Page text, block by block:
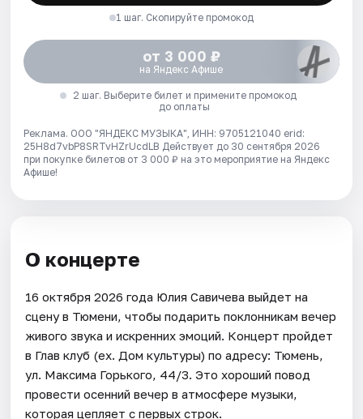
1 шаг. Скопируйте промокод
от 3 000 ₽
на Яндекс Афише
2 шаг. Выберите билет и примените промокод
до оплаты
Реклама. ООО "ЯНДЕКС МУЗЫКА", ИНН: 9705121040 erid:
25H8d7vbP8SRTvHZrUcdLB Действует до 30 сентября 2026
при покупке билетов от 3 000 ₽ на это мероприятие на Яндекс
Афише!
О концерте
16 октября 2026 года Юлия Савичева выйдет на
сцену в Тюмени, чтобы подарить поклонникам вечер
живого звука и искренних эмоций. Концерт пройдет
в Глав клуб (ex. Дом культуры) по адресу: Тюмень,
ул. Максима Горького, 44/3. Это хороший повод
провести осенний вечер в атмосфере музыки,
которая цепляет с первых строк.